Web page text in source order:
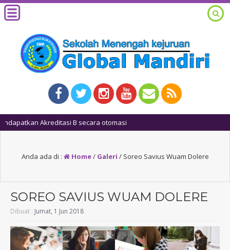
Anda ada di : Home/ Galeri / Soreo Savius Wuam Dolere
SOREO SAVIUS WUAM DOLERE
Dibuat : Jumat, 1 Jun 2018